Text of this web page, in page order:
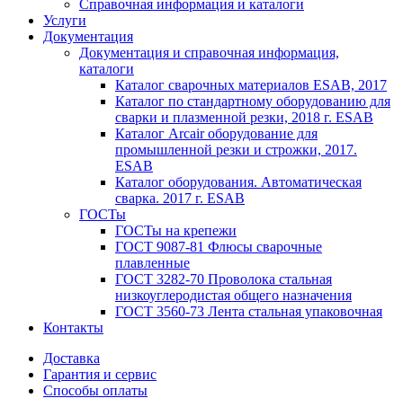
Справочная информация и каталоги
Услуги
Документация
Документация и справочная информация,
каталоги
Каталог сварочных материалов ESAB, 2017
Каталог по стандартному оборудованию для
сварки и плазменной резки, 2018 г. ESAB
Каталог Arcair оборудование для
промышленной резки и строжки, 2017.
ESAB
Каталог оборудования. Автоматическая
сварка. 2017 г. ESAB
ГОСТы
ГОСТы на крепежи
ГОСТ 9087-81 Флюсы сварочные
плавленные
ГОСТ 3282-70 Проволока стальная
низкоуглеродистая общего назначения
ГОСТ 3560-73 Лента стальная упаковочная
Контакты
Доставка
Гарантия и сервис
Способы оплаты